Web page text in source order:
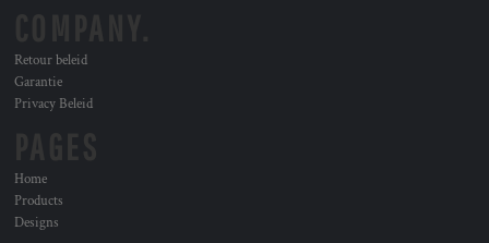
Retour beleid
Garantie
Privacy Beleid
Home
Products
Designs